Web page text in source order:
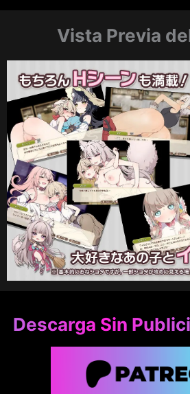
Vista Previa
Descarga Sin